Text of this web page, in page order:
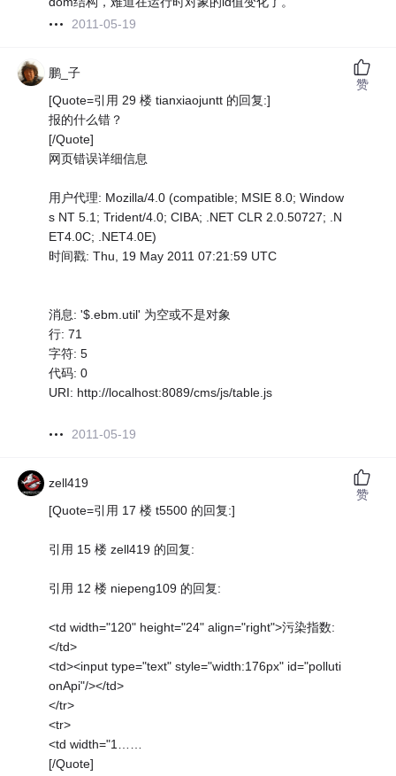
2011-05-19
鹏_子
[Quote=引用 29 楼 tianxiaojuntt 的回复:]
报的什么错？
[/Quote]
网页错误详细信息
用户代理: Mozilla/4.0 (compatible; MSIE 8.0; Window
s NT 5.1; Trident/4.0; CIBA; .NET CLR 2.0.50727; .N
ET4.0C; .NET4.0E)
时间戳: Thu, 19 May 2011 07:21:59 UTC
消息: '$.ebm.util' 为空或不是对象
行: 71
字符: 5
代码: 0
URI: http://localhost:8089/cms/js/table.js
2011-05-19
赞
zell419
[Quote=引用 17 楼 t5500 的回复:]
引用 15 楼 zell419 的回复:
引用 12 楼 niepeng109 的回复:
<td width="120" height="24" align="right">污染指数:
</td>
<td><input type="text" style="width:176px" id="polluti
onApi"/></td>
</tr>
<tr>
<td width="1……
[/Quote]
赞